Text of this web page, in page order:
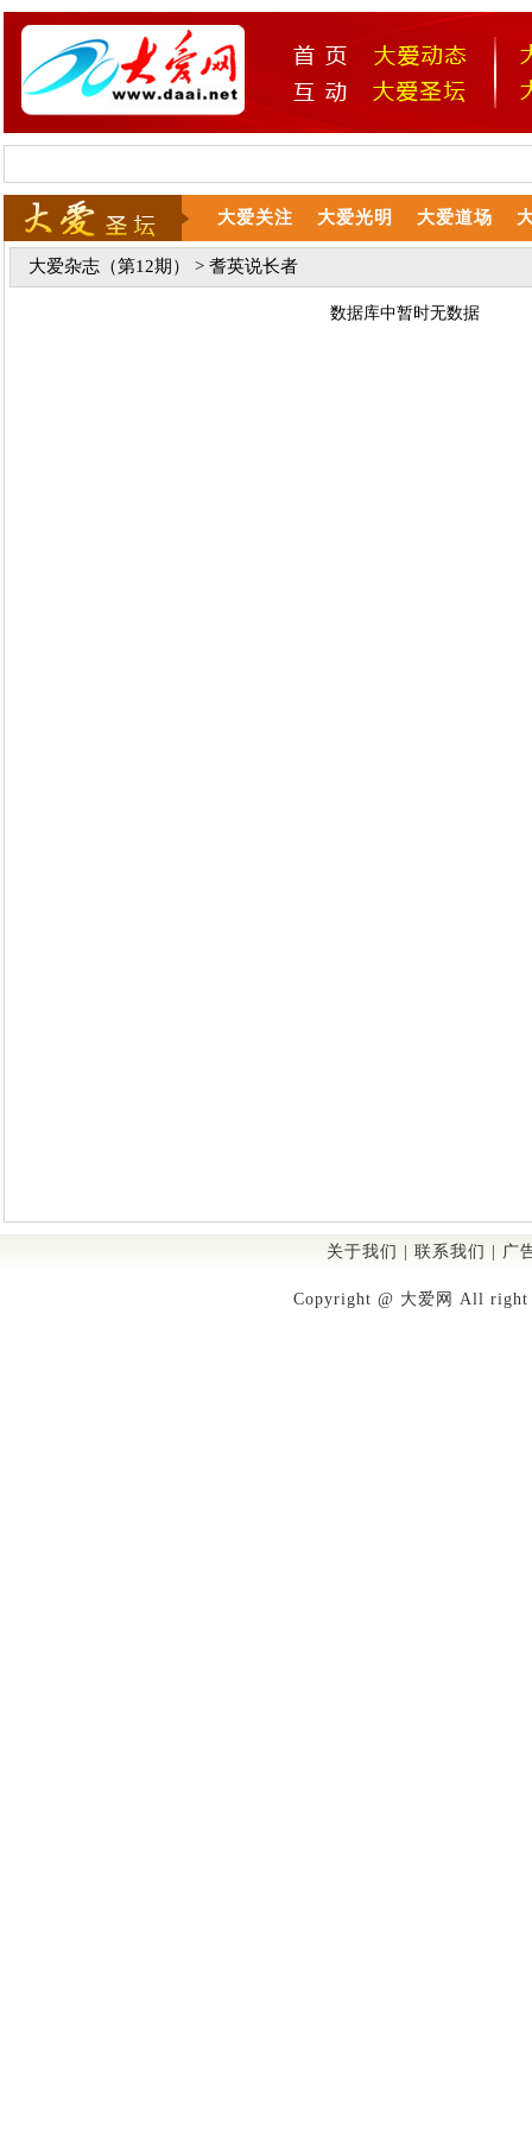
大爱关注 大爱光明 大爱道场
大爱杂志（第12期） > 耆英说长者
数据库中暂时无数据
关于我们 联系我们 广
Copyright @ 大爱网 All right